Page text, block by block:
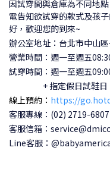
因試穿間與倉庫為不同地
電告知欲試穿的款式及孩
好，歡迎您的到來~
辦公室地址：台北市中山
營業時間：週一至週五
試穿時間： 週一至週五
+ 指定假日試鞋日 (
線上預約： https://
客服專線：(02) 2719-6807
客服信箱：
Line客服：